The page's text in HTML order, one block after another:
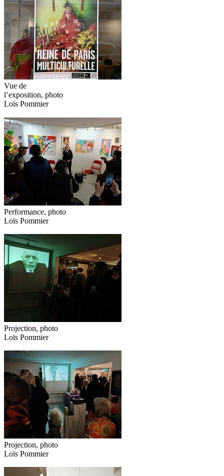
Vue de
l’exposition, photo
Loïs Pommier
Performance, photo
Loïs Pommier
Projection, photo
Loïs Pommier
Projection, photo
Loïs Pommier